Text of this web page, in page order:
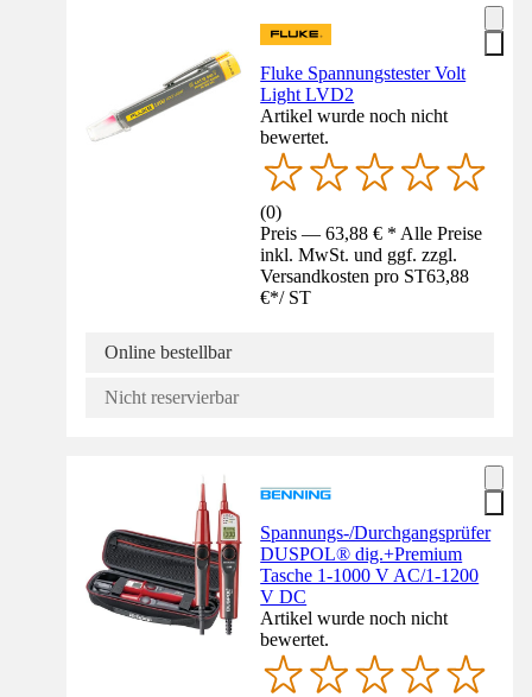
Fluke Spannungstester Volt
Light LVD2
Artikel wurde noch nicht
bewertet.
(0)
Preis — 63,88 € * Alle Preise
inkl. MwSt. und ggf. zzgl.
Versandkosten pro ST63,88
€*/ ST
Online bestellbar
Nicht reservierbar
Spannungs-/Durchgangsprüfer
DUSPOL® dig.+Premium
Tasche 1-1000 V AC/1-1200
V DC
Artikel wurde noch nicht
bewertet.